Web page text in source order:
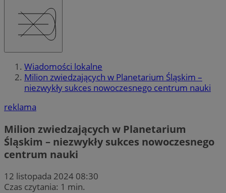
Wiadomości lokalne
Milion zwiedzających w Planetarium Śląskim –
niezwykły sukces nowoczesnego centrum nauki
reklama
Milion zwiedzających w Planetarium
Śląskim – niezwykły sukces nowoczesnego
centrum nauki
12 listopada 2024 08:30
Czas czytania: 1 min.